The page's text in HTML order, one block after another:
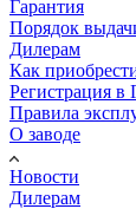
Гарантия
Порядок
Дилерам
Как
Регистрация
Правила
О заводе
Новости
Дилерам